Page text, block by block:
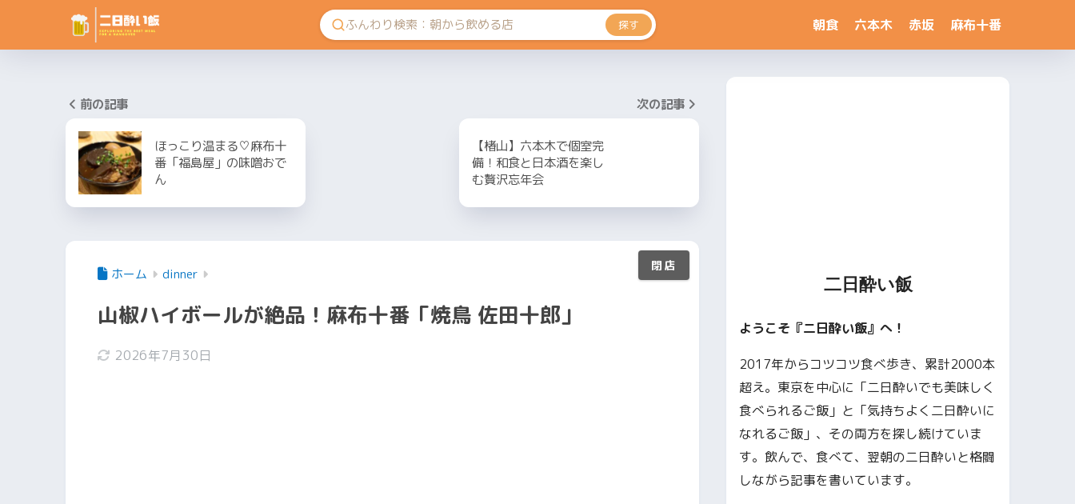
探す 朝食 六本木 赤坂 麻布十番
前の記事
ほっこり温まる♡麻布十
番「福島屋」の味噌おで
ん
次の記事
【楮山】六本木で個室完
備！和食と日本酒を楽し
む贅沢忘年会
ホーム dinner
山椒ハイボールが絶品！麻布十番「焼鳥 佐田十郎」
2026年7月30日
二日酔い飯
ようこそ『二日酔い飯』へ！
2017年からコツコツ食べ歩き、累計2000本
超え。東京を中心に「二日酔いでも美味しく
食べられるご飯」と「気持ちよく二日酔いに
なれるご飯」、その両方を探し続けていま
す。飲んで、食べて、翌朝の二日酔いと格闘
しながら記事を書いています。